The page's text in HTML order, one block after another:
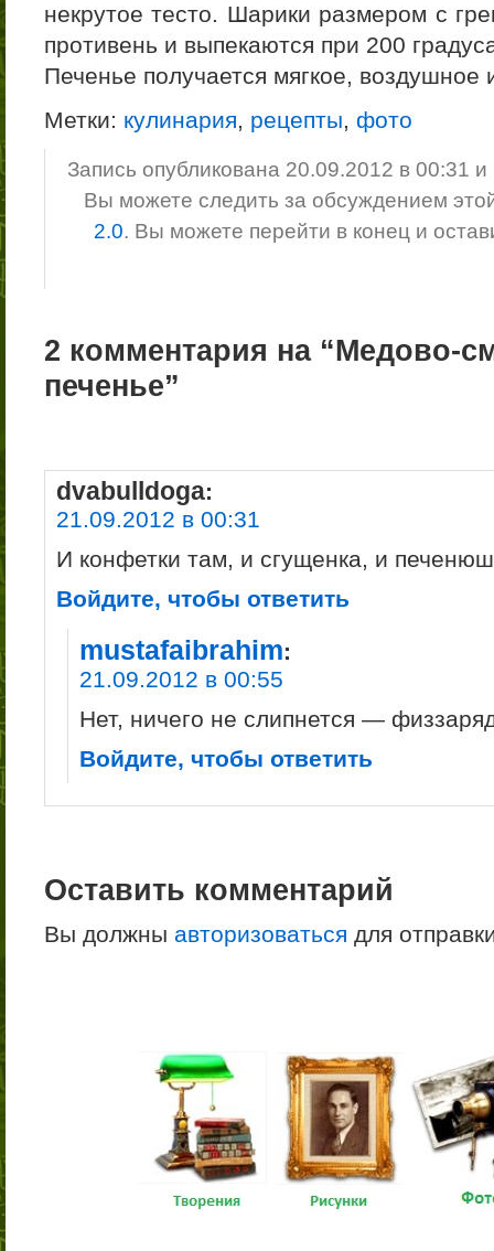
некрутое тесто. Шарики размером с
противень и выпекаются при 200
Печенье получается мягкое, воздушное
Метки: кулинария, рецепты, фото
Запись опубликована 20.09.2012 в 00:31
Вы можете следить за обсуждением
2.0. Вы можете перейти в конец и
2 комментария на “Медово-
печенье”
dvabulldoga:
21.09.2012 в 00:31
И конфетки там, и сгущенка, и
Войдите, чтобы ответить
mustafaibrahim:
21.09.2012 в 00:55
Нет, ничего не слипнется —
Войдите, чтобы ответить
Оставить комментарий
Вы должны авторизоваться для